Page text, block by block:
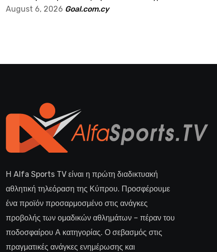
August 6, 2026 Goal.com.cy
Η Alfa Sports TV είναι η πρώτη διαδικτυακή
αθλητική τηλεόραση της Κύπρου. Προσφέρουμε
ένα προϊόν προσαρμοσμένο στις ανάγκες
προβολής των ομαδικών αθλημάτων – πέραν του
ποδοσφαίρου Α κατηγορίας. Ο σεβασμός στις
πραγματικές ανάγκες ενημέρωσης και